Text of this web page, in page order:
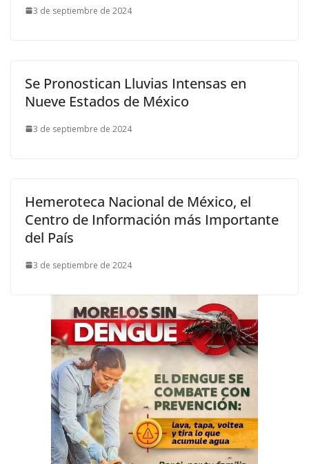
3 de septiembre de 2024
Se Pronostican Lluvias Intensas en
Nueve Estados de México
3 de septiembre de 2024
Hemeroteca Nacional de México, el
Centro de Información más Importante
del País
3 de septiembre de 2024